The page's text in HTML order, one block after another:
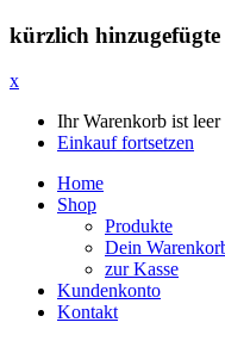
kürzlich
x
Ihr Warenkorb ist leer
Einkauf fortsetzen
Home
Shop
Produkte
Dein
zur Kasse
Kundenkonto
Kontakt